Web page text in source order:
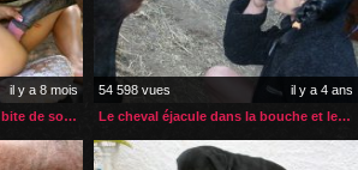
il y a 8 mois
La petite nana veut toute la bite de son cheval dans sa chatte
54 598 vues
il y a 4 ans
Le cheval éjacule dans la bouche et le cul de la nana